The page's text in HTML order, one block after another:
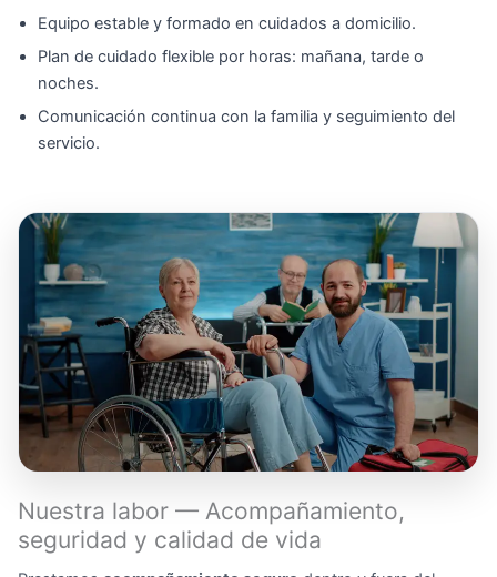
Equipo estable y formado en cuidados a domicilio.
Plan de cuidado flexible por horas: mañana, tarde o
noches.
Comunicación continua con la familia y seguimiento del
servicio.
Nuestra labor — Acompañamiento,
seguridad y calidad de vida